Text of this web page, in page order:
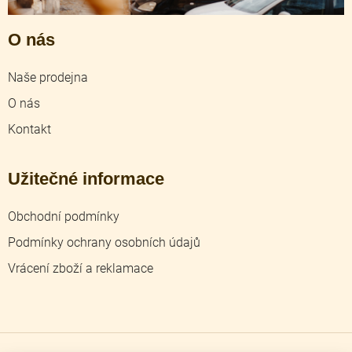
O nás
Naše prodejna
O nás
Kontakt
Užitečné informace
Obchodní podmínky
Podmínky ochrany osobních údajů
Vrácení zboží a reklamace